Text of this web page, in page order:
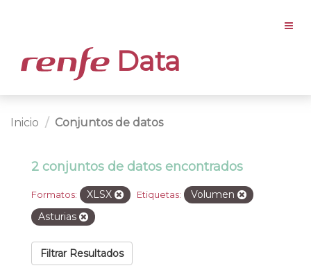
Data
Inicio Conjuntos de datos
2 conjuntos de datos encontrados
Formatos: XLSX Etiquetas:
Volumen
Asturias
Filtrar Resultados